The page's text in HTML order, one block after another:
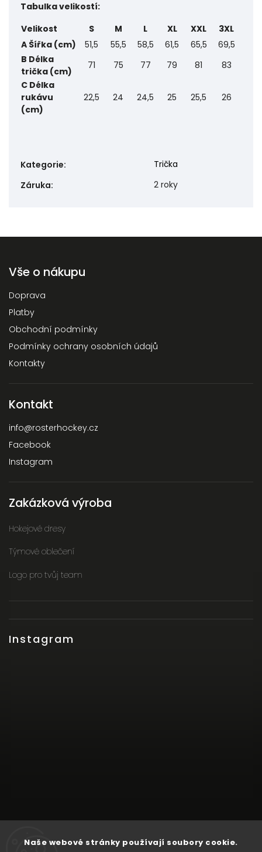
Naše webové stránky používají soubory cookie.
Tabulka velikostí:
Velikost
S M L XL XXL
3XL
A Šířka (cm)
51,5 55,5 58,5 61,5 65,5
69,5
B Délka
trička (cm)
71 75 77 79 81
83
C Délka
rukávu
(cm)
22,5 24 24,5 25 25,5 26
Kategorie:
Trička
Záruka: 2 roky
Vše o nákupu
Doprava
Platby
Obchodní podmínky
Podmínky ochrany osobních údajů
Kontakty
Kontakt
info@rosterhockey.cz
Facebook
Instagram
Zakázková výroba
Hokejové dresy
Týmové oblečení
Logo pro tvůj team
Instagram